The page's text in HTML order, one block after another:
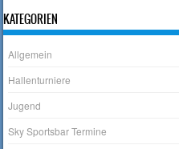
KATEGORIEN
Allgemein
Hallenturniere
Jugend
Sky Sportsbar Termine